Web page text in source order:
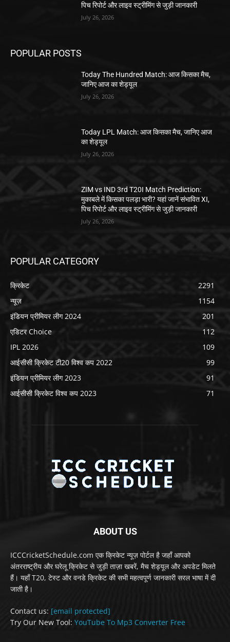
पिच रिपोर्ट और लाइव स्ट्रीमिंग से जुड़ी जानकारी
July 26, 2026
POPULAR POSTS
Today The Hundred Match: आज किसका मैच,
जानिए आज का शेड्यूल
July 26, 2026
Today LPL Match: आज किसका मैच, जानिए आज
का शेड्यूल
July 26, 2026
ZIM vs IND 3rd T20I Match Prediction:
मुकाबले में किसका पलड़ा भारी? यहां जानें संभावित XI,
पिच रिपोर्ट और लाइव स्ट्रीमिंग से जुड़ी जानकारी
July 26, 2026
POPULAR CATEGORY
क्रिकेट
2291
न्यूज़
1154
इंडियन प्रीमियर लीग 2024
201
एडिटर Choice
112
IPL 2026
109
आईसीसी क्रिकेट टी20 विश्व कप 2022
99
इंडियन प्रीमियर लीग 2023
91
आईसीसी क्रिकेट विश्व कप 2023
71
ABOUT US
ICCCricketSchedule.com एक क्रिकेट न्यूज़ पोर्टल है जहाँ आपको
अंतरराष्ट्रीय और घरेलू क्रिकेट से जुड़ी ताज़ा खबरें, मैच शेड्यूल और अपडेट मिलते
हैं। यहाँ T20, टेस्ट और वनडे क्रिकेट की सभी महत्वपूर्ण जानकारी सरल भाषा में दी
जाती है।
Contact us: [email protected]
Try Our New Tool: YouTube To Mp3 Converter Free